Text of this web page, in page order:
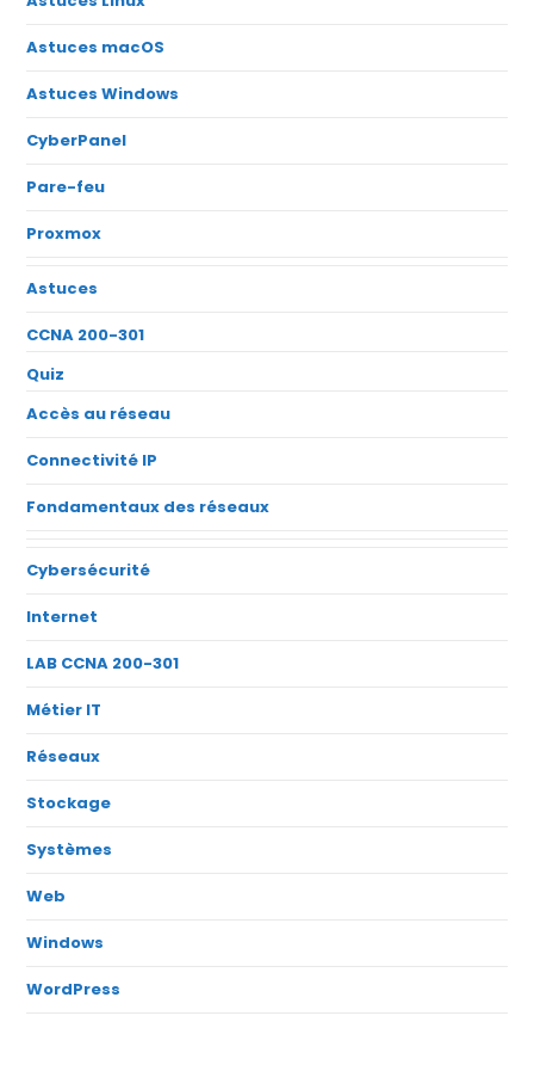
Astuces macOS
Astuces Windows
CyberPanel
Pare-feu
Proxmox
Astuces
CCNA 200-301
Quiz
Accès au réseau
Connectivité IP
Fondamentaux des réseaux
Cybersécurité
Internet
LAB CCNA 200-301
Métier IT
Réseaux
Stockage
Systèmes
Web
Windows
WordPress